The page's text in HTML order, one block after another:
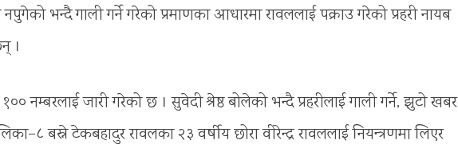
भन्दै गाली गर्ने गरेको प्रमाणका आधारमा रावललाई पक्राउ गरेको प्रहरी नायब
।
नम्बरलाई जारी गरेको छ । सुवेदी श्रेष्ठ बोलेको भन्दै प्रहरीलाई गाली गर्ने, झुटो खबर
बस्ने टेकबहादुर रावलका २३ वर्षीय छोरा वीरेन्द्र रावललाई नियन्त्रणमा लिएर